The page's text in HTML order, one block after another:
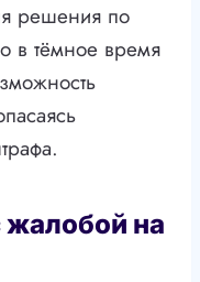
решения по
в тёмное время
жалобой на